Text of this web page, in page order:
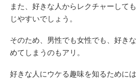
また、好きな人からレクチャーして
じやすいでしょう。
そのため、男性でも女性でも、好き
めてしまうのもアリ。
好きな人にウケる趣味を知るためには